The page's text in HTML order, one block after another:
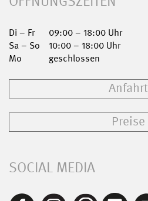
Di – Fr
09:00 – 18:00 Uhr
Sa – So
10:00 – 18:00 Uhr
Mo
geschlossen
Anfahrt
Preise
SOCIAL MEDIA